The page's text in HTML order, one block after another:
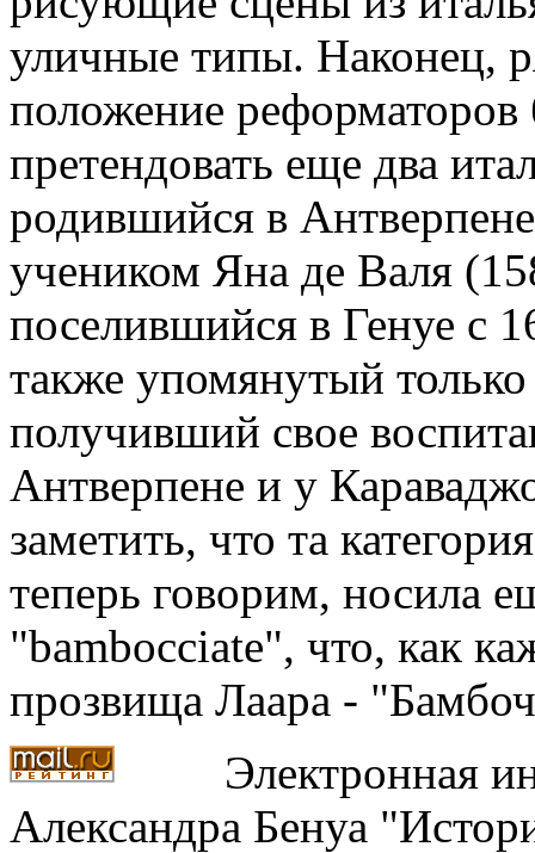
уличные типы. Наконец,
положение
претендовать еще два
родившийся в
учеником Яна де Валя
поселившийся в Генуе с
также упомянутый
получивший свое
Антверпене и у
заметить, что та
теперь говорим, носила
"bambocciate", что, как
прозвища Лаара -
Электронная
Александра Бенуа